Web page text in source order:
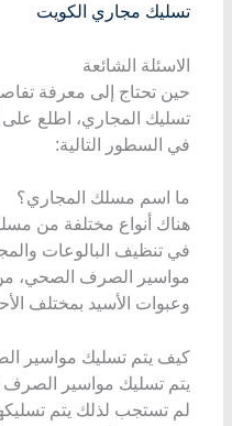
تسليك مجاري الكويت
الاسئلة الشائعة
حين تحتاج إلى معرفة
تسليك المجاري، اطلع على
في السطور التالية:
ما اسم مسلك المجاري؟
هناك أنواع مختلفة من
في تنظيف البالوعات
مواسير الصرف الصحي،
وعبوات الأسيد بمختلف
كيف يتم تسليك مواسير
يتم تسليك مواسير الصرف
لم تستجب لذلك يتم